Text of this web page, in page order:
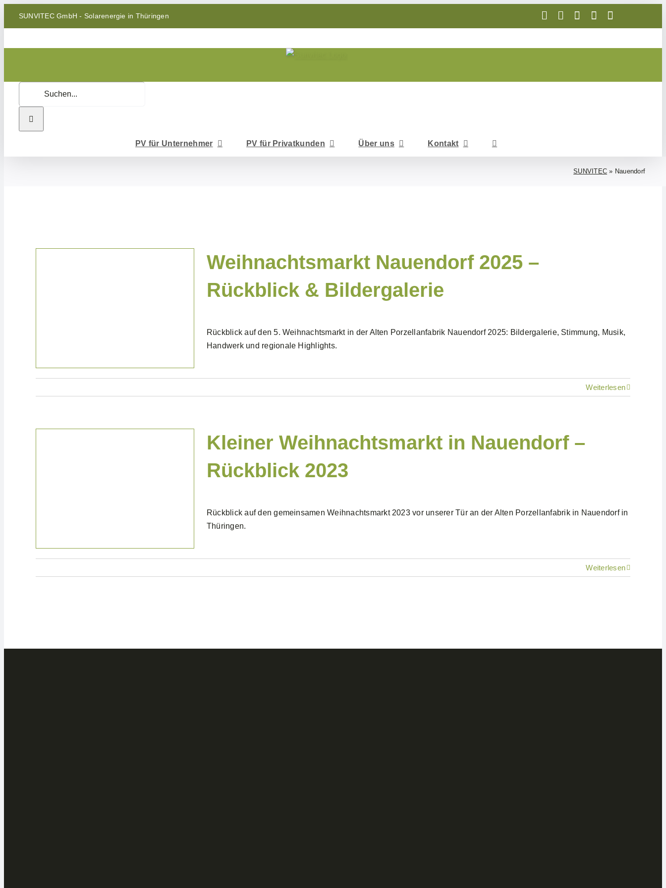
SUNVITEC GmbH - Solarenergie in Thüringen Telefon
Mail
WhatsApp
Facebook
PV für Unternehmer PV für Privatkunden Über uns Kontakt
SUNVITEC » Nauendorf
Weihnachtsmarkt Nauendorf 2025 –
Rückblick & Bildergalerie
Rückblick auf den 5. Weihnachtsmarkt in der Alten Porzellanfabrik Nauendorf 2025: Bildergalerie, Stimmung, Musik,
Handwerk und regionale Highlights.
Weiterlesen
Kleiner Weihnachtsmarkt in Nauendorf –
Rückblick 2023
Rückblick auf den gemeinsamen Weihnachtsmarkt 2023 vor unserer Tür an der Alten Porzellanfabrik in Nauendorf in
Thüringen.
Weiterlesen